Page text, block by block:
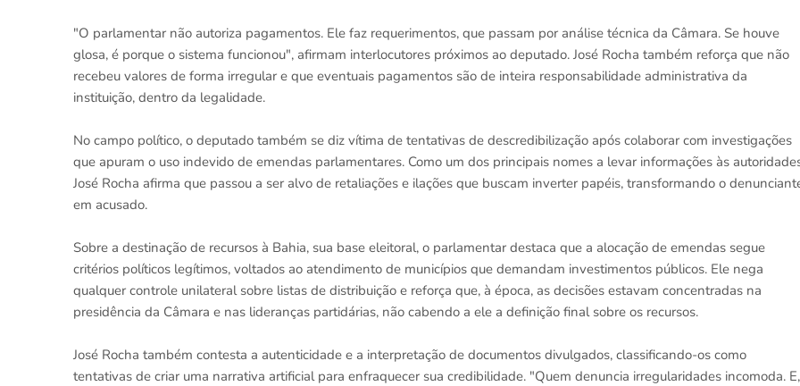
"O parlamentar não autoriza pagamentos. Ele faz requerimentos, que passam por análise técnica da Câmara. Se houve
glosa, é porque o sistema funcionou", afirmam interlocutores próximos ao deputado. José Rocha também reforça que não
recebeu valores de forma irregular e que eventuais pagamentos são de inteira responsabilidade administrativa da
instituição, dentro da legalidade.
No campo político, o deputado também se diz vítima de tentativas de descredibilização após colaborar com investigações
que apuram o uso indevido de emendas parlamentares. Como um dos principais nomes a levar informações às
José Rocha afirma que passou a ser alvo de retaliações e ilações que buscam inverter papéis, transformando o
em acusado.
Sobre a destinação de recursos à Bahia, sua base eleitoral, o parlamentar destaca que a alocação de emendas segue
critérios políticos legítimos, voltados ao atendimento de municípios que demandam investimentos públicos. Ele nega
qualquer controle unilateral sobre listas de distribuição e reforça que, à época, as decisões estavam concentradas na
presidência da Câmara e nas lideranças partidárias, não cabendo a ele a definição final sobre os recursos.
José Rocha também contesta a autenticidade e a interpretação de documentos divulgados, classificando-os como
tentativas de criar uma narrativa artificial para enfraquecer sua credibilidade. "Quem denuncia irregularidades incomoda. E,